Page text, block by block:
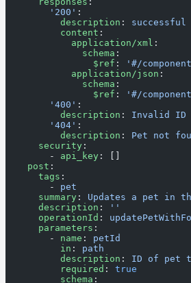
        '200'
:
          description
: successful
          content
:
            application/xml
:
              schema
:
                $ref
:
'#/
            application/json
:
              schema
:
                $ref
:
'#/
        '400'
:
          description
: Invalid ID
        '404'
:
          description
: Pet not
      security
:
        -
api_key : []
    post
:
      tags
:
        -
pet
      summary
: Updates a pet in
      description
:
''
      operationId
:
      parameters
:
        -
name : petId
          in
: path
          description
: ID of pet
          required
: true
          schema
: